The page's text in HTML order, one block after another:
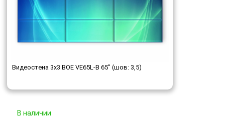
Видеостена 3x3 BOE VE65L-B 65" (шов: 3,5)
В наличии